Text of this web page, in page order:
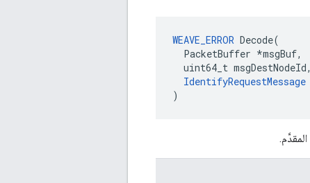
WEAVE_ERROR Decode(
  PacketBuffer *msgBuf,
  uint64_t msgDestNodeId,
IdentifyRequestMessage
)
المقدَّم.